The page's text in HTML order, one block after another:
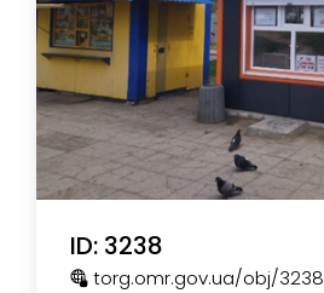
ID: 3238
torg.omr.gov.ua/obj/3238